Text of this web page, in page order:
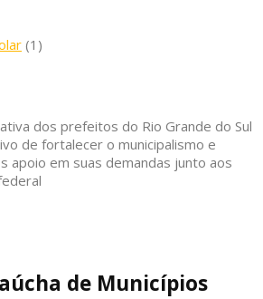
(1)
dos prefeitos do Rio Grande do Sul
de fortalecer o municipalismo e
apoio em suas demandas junto aos
de Municípios